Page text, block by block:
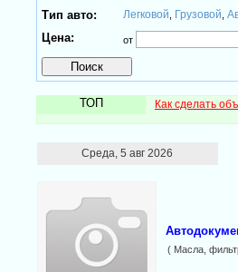
Тип авто: Легковой Грузовой
Цена: от
ТОП Как сделать
Среда, 5 авг 2026
( Масла,